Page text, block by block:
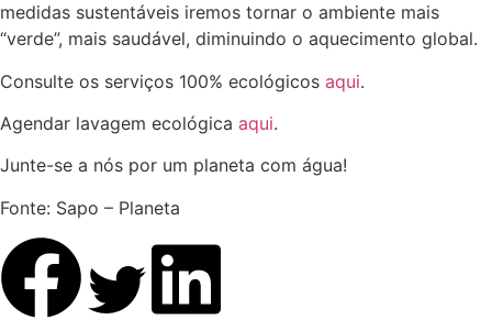
medidas sustentáveis iremos tornar o ambiente mais
“verde”, mais saudável, diminuindo o aquecimento global.
Consulte os serviços 100% ecológicos aqui.
Agendar lavagem ecológica aqui.
Junte-se a nós por um planeta com água!
Fonte: Sapo – Planeta